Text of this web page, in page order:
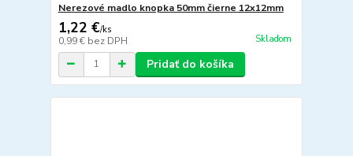
Nerezové madlo knopka 50mm čierne 12x12mm
1,22 €/ks
0,99 € bez DPH Skladom
Pridať do košíka